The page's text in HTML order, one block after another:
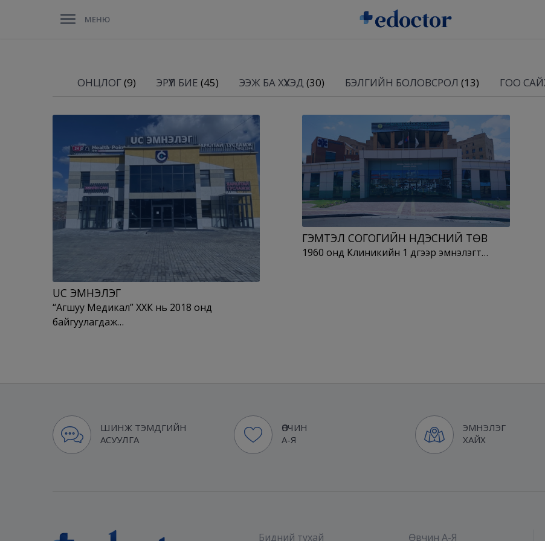
МЕНЮ
ОНЦЛОГ(9) ЭРҮҮЛ БИЕ (45) ЭЭЖ БА ХҮҮХЭД (30) БЭЛГИЙН БОЛОВСРОЛ (13) ГОО
UC ЭМНЭЛЭГ
“Агшуу Медикал” ХХК нь 2018 онд
байгуулагдаж…
ГЭМТЭЛ СОГОГИЙН ҮНДЭСНИЙ ТӨВ
1960 онд Клиникийн 1 дүгээр эмнэлэгт…
ШИНЖ ТЭМДГИЙН
АСУУЛГА
ӨВЧИН
А-Я
ЭМНЭЛЭГ
ХАЙХ
Бидний тухай Өвчин А-Я